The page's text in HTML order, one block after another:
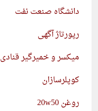
دانشگاه صنعت نفت
رپورتاژ آگهی
میکسر و خمیرگیر قنادی
کوپلرسازان
روغن 20w50